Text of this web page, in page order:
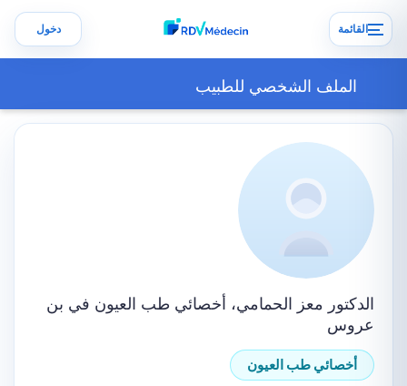
القائمة دخول
الملف الشخصي للطبيب
الدكتور معز الحمامي، أخصائي طب العيون في بن
عروس
أخصائي طب العيون